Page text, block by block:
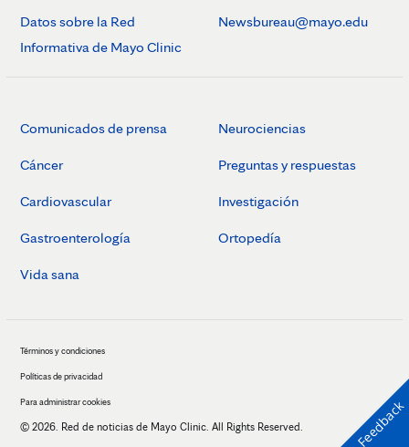
Datos sobre la Red
Informativa de Mayo Clinic
Newsbureau@mayo.edu
Comunicados de prensa
Cáncer
Cardiovascular
Gastroenterología
Vida sana
Neurociencias
Preguntas y respuestas
Investigación
Ortopedía
Términos y condiciones
Políticas de privacidad
Para administrar cookies
© 2026. Red de noticias de Mayo Clinic. All Rights Reserved. Feedback